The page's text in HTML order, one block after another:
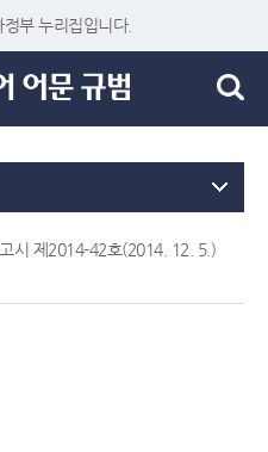
부 누리집입니다.
시 제2014-42호(2014. 12. 5.)